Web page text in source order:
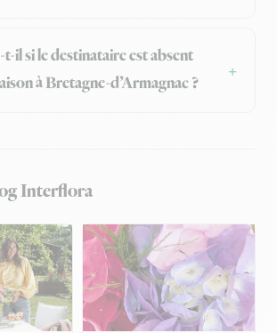
t-il si le destinataire est absent
à Bretagne-d’Armagnac ?
Interflora